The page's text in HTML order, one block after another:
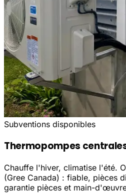
Subventions disponibles
Thermopompes
Chauffe l'hiver, climatise l'été.
(Gree Canada) : fiable, pièces
garantie pièces et main-